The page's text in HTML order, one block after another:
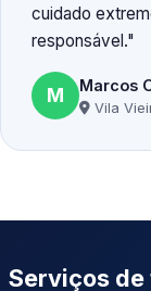
cuidado
responsável.
M Marcos
Vila
Serviços